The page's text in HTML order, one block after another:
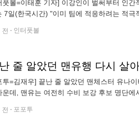
풋볼=이태훈 기자] 이강인이 벌써부터 인
7일(한국시간) "이미 팀에 적응하려는 적극
인터풋볼
투=김재우] 끝난 줄 알았던 맨체스터 유나
운데, 맨유는 여전히 수비 보강 후보 명단
포포투